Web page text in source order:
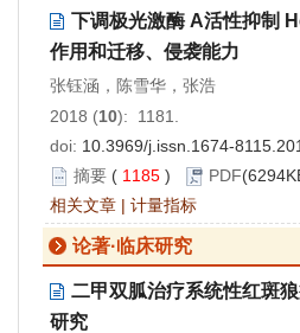
下调极光激酶 A活性抑制
作用和迁移、侵袭能力
张钰涵，陈雪华，张浩
2018 (10): 1181.
doi: 10.3969/j.issn.1674-
摘要 ( 1185 ) PDF
相关文章 | 计量指标
论著·临床研究
二甲双胍治疗系统性红斑
研究